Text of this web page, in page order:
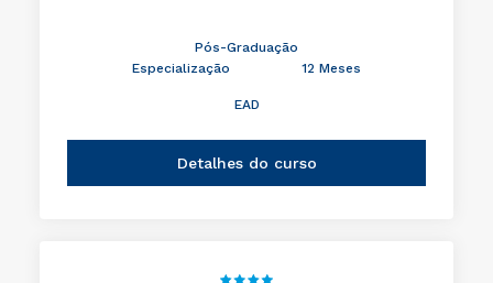
Pós-Graduação
Especialização
12 Meses
EAD
Detalhes do curso